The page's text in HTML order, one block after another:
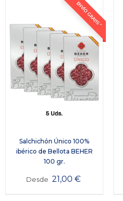
ENVÍO GRATIS *
Salchichón Único 100%
ibérico de Bellota BEHER
100 gr.
Desde 21,00 €